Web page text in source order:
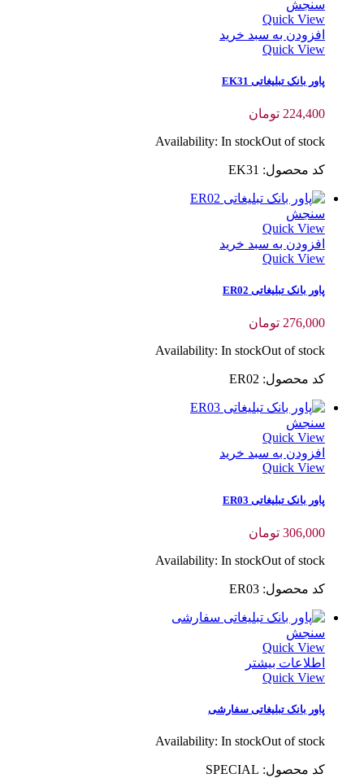
سنجش
Quick View
افزودن به سبد خرید
Quick View
پاور بانک تبلیغاتی EK31
224,400 تومان
Availability: In stockOut of stock
کد محصول: EK31
سنجش
Quick View
افزودن به سبد خرید
Quick View
پاور بانک تبلیغاتی ER02
276,000 تومان
Availability: In stockOut of stock
کد محصول: ER02
سنجش
Quick View
افزودن به سبد خرید
Quick View
پاور بانک تبلیغاتی ER03
306,000 تومان
Availability: In stockOut of stock
کد محصول: ER03
سنجش
Quick View
اطلاعات بیشتر
Quick View
پاور بانک تبلیغاتی سفارشی
Availability: In stockOut of stock
کد محصول: SPECIAL